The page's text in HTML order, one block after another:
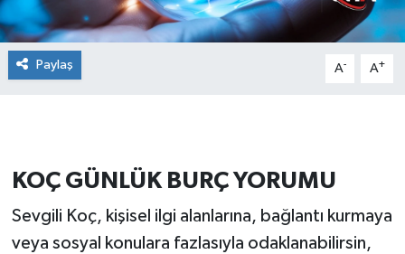
Paylaş A- A+
KOÇ GÜNLÜK BURÇ YORUMU
Sevgili Koç, kişisel ilgi alanlarına, bağlantı kurmaya
veya sosyal konulara fazlasıyla odaklanabilirsin,